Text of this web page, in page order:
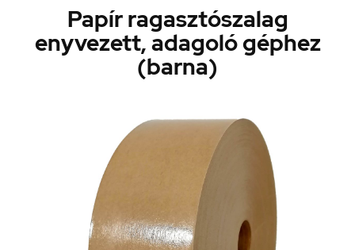
Papír ragasztószalag
enyvezett, adagoló géphez
(barna)